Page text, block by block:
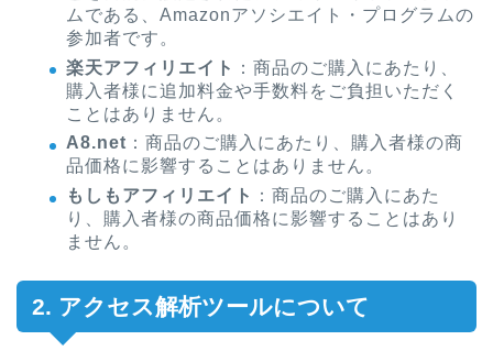
ムである、Amazonアソシエイト・プログラムの
参加者です。
楽天アフィリエイト
：商品のご購入にあたり、
購入者様に追加料金や手数料をご負担いただく
ことはありません。
A8.net ：商品のご購入にあたり、購入者様の商
品価格に影響することはありません。
もしもアフィリエイト
：商品のご購入にあた
り、購入者様の商品価格に影響することはあり
ません。
2. アクセス解析ツールについて